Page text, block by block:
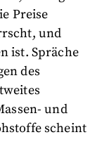
Preise
und
ist. Spräche
des
und
scheint